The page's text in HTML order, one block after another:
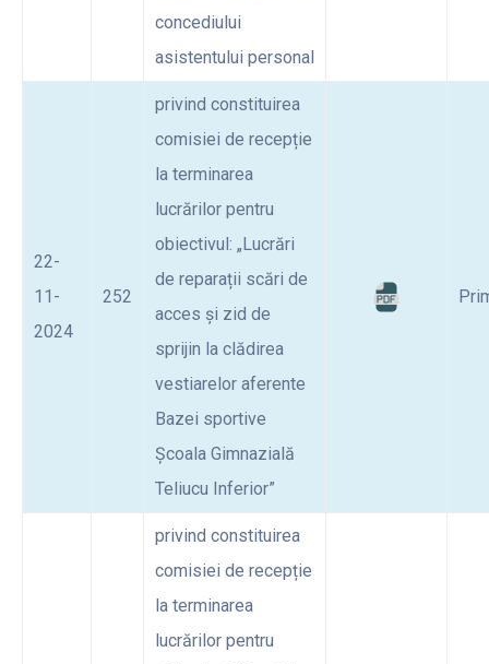
concediului
asistentului personal
22-
11-
2024
252
privind constituirea
comisiei de recepție
la terminarea
lucrărilor pentru
obiectivul: „Lucrări
de reparații scări de
acces și zid de
sprijin la clădirea
vestiarelor aferente
Bazei sportive
Școala Gimnazială
Teliucu Inferior”
privind constituirea
comisiei de recepție
la terminarea
lucrărilor pentru